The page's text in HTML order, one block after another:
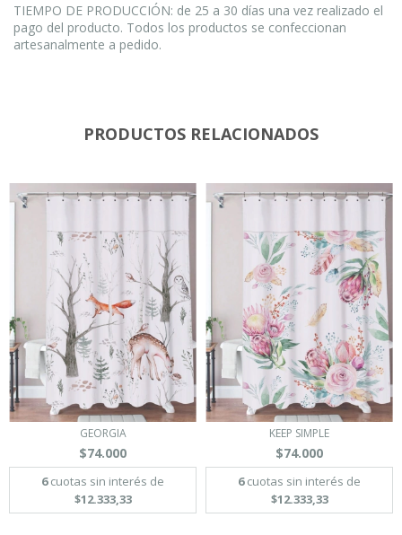
TIEMPO DE PRODUCCIÓN: de 25 a 30 días una vez realizado el
pago del producto. Todos los productos se confeccionan
artesanalmente a pedido.
PRODUCTOS RELACIONADOS
GEORGIA
$74.000
6cuotas sin interés de
$12.333,33
KEEP SIMPLE
$74.000
6cuotas sin interés de
$12.333,33